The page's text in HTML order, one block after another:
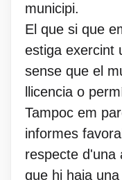
municipi.
El que si que
estiga exercint
sense que el
llicencia o
Tampoc em
informes
respecte d'una
que hi haja